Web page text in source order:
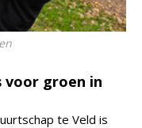
voor groen in
te Veld is